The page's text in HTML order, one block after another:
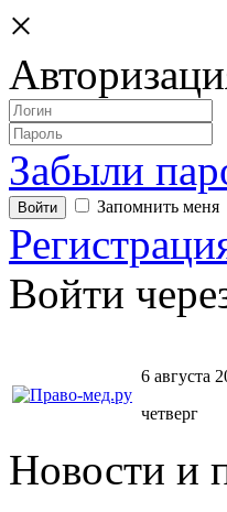
×
Забыли
Запомнить меня
Войти
6 августа
четверг
Новости и